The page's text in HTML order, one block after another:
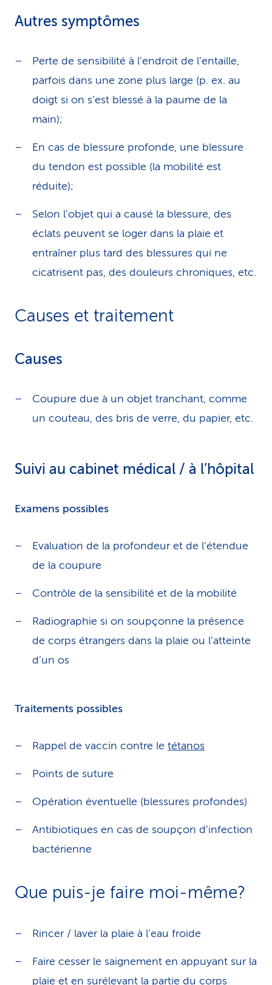
Autres symptômes
Perte de sensibilité à l’endroit de l’entaille,
parfois dans une zone plus large (p. ex. au
doigt si on s’est blessé à la paume de la
main);
En cas de blessure profonde, une blessure
du tendon est possible (la mobilité est
réduite);
Selon l’objet qui a causé la blessure, des
éclats peuvent se loger dans la plaie et
entraîner plus tard des blessures qui ne
cicatrisent pas, des douleurs chroniques, etc.
Causes et traitement
Causes
Coupure due à un objet tranchant, comme
un couteau, des bris de verre, du papier, etc.
Suivi au cabinet médical / à l’hôpital
Examens possibles
Evaluation de la profondeur et de l’étendue
de la coupure
Contrôle de la sensibilité et de la mobilité
Radiographie si on soupçonne la présence
de corps étrangers dans la plaie ou l’atteinte
d’un os
Traitements possibles
Rappel de vaccin contre le tétanos
Points de suture
Opération éventuelle (blessures profondes)
Antibiotiques en cas de soupçon d’infection
bactérienne
Que puis-je faire moi-même?
Rincer / laver la plaie à l’eau froide
Faire cesser le saignement en appuyant sur la
plaie et en surélevant la partie du corps